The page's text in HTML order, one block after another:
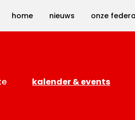
home nieuws onze
kalender & events